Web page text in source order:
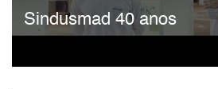
Sindusmad 40 anos